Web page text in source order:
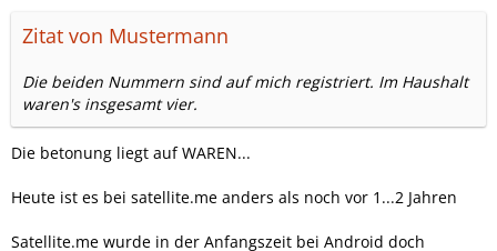
Zitat von Mustermann
Die beiden Nummern sind auf mich registriert. Im Haushalt
waren's insgesamt vier.
Die betonung liegt auf WAREN...
Heute ist es bei satellite.me anders als noch vor 1...2 Jahren
Satellite.me wurde in der Anfangszeit bei Android doch